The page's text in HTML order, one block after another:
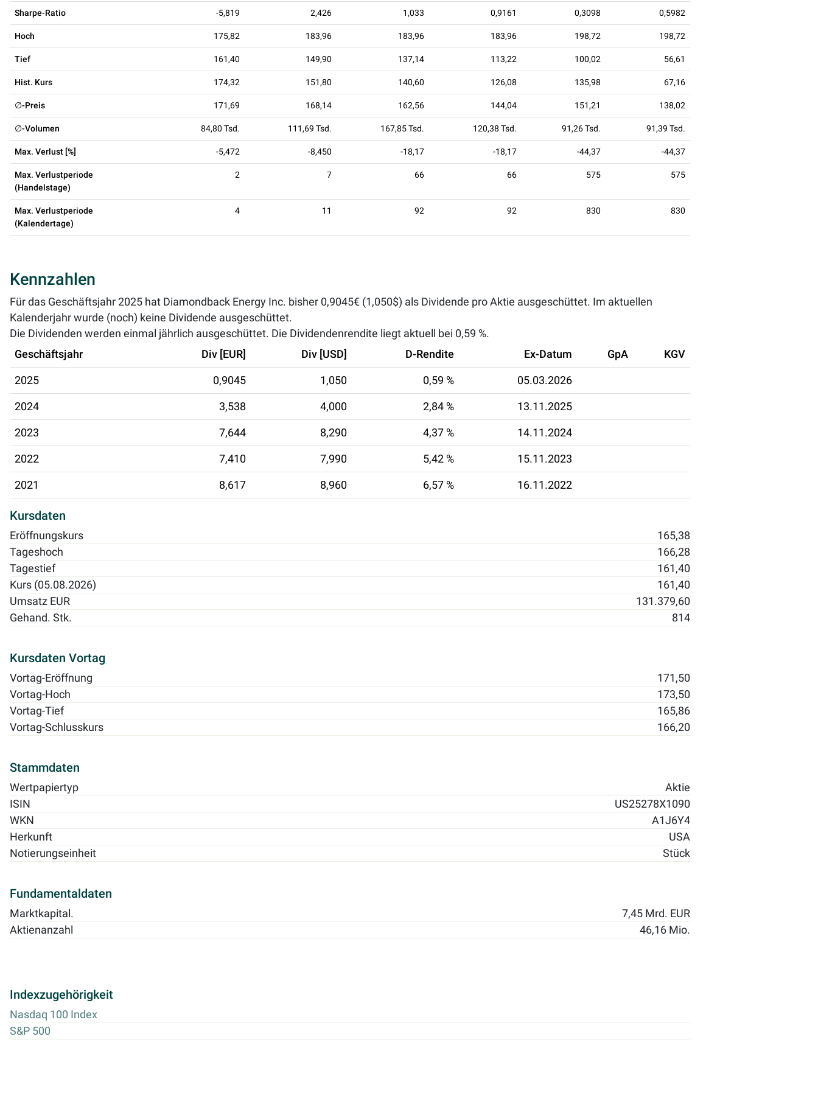
Sharpe-Ratio -5,819 2,426 1,033 0,9161 0,3098 0,5982
Hoch 175,82 183,96 183,96 183,96 198,72 198,72
Tief 161,40 149,90 137,14 113,22 100,02 56,61
Hist. Kurs 174,32 151,80 140,60 126,08 135,98 67,16
∅-Preis 171,69 168,14 162,56 144,04 151,21 138,02
∅-Volumen 84,80 Tsd. 111,69 Tsd. 167,85 Tsd. 120,38 Tsd. 91,26 Tsd. 91,39 Tsd.
Max. Verlust [%] -5,472 -8,450 -18,17 -18,17 -44,37 -44,37
Max. Verlustperiode
(Handelstage)
2 7 66 66 575 575
Max. Verlustperiode
(Kalendertage)
4 11 92 92 830 830
Kennzahlen
Für das Geschäftsjahr 2025 hat Diamondback Energy Inc. bisher 0,9045€ (1,050$) als Dividende pro Aktie ausgeschüttet. Im aktuellen
Kalenderjahr wurde (noch) keine Dividende ausgeschüttet.
Die Dividenden werden einmal jährlich ausgeschüttet. Die Dividendenrendite liegt aktuell bei 0,59 %.
Geschäftsjahr
Div [EUR] Div [USD] D-Rendite Ex-Datum GpA KGV
2025 0,9045 1,050 0,59 % 05.03.2026
2024 3,538 4,000 2,84 % 13.11.2025
2023 7,644 8,290 4,37 % 14.11.2024
2022 7,410 7,990 5,42 % 15.11.2023
2021 8,617 8,960 6,57 % 16.11.2022
Kursdaten
Eröffnungskurs
165,38
Tageshoch
166,28
Tagestief
161,40
Kurs (05.08.2026)
161,40
Umsatz EUR
131.379,60
Gehand. Stk.
814
Kursdaten Vortag
Vortag-Eröffnung
171,50
Vortag-Hoch
173,50
Vortag-Tief
165,86
Vortag-Schlusskurs
166,20
Stammdaten
Wertpapiertyp
Aktie
ISIN
US25278X1090
WKN
A1J6Y4
Herkunft
USA
Notierungseinheit
Stück
Fundamentaldaten
Marktkapital.
7,45 Mrd. EUR
Aktienanzahl
46,16 Mio.
Indexzugehörigkeit
Nasdaq 100 Index
S&P 500